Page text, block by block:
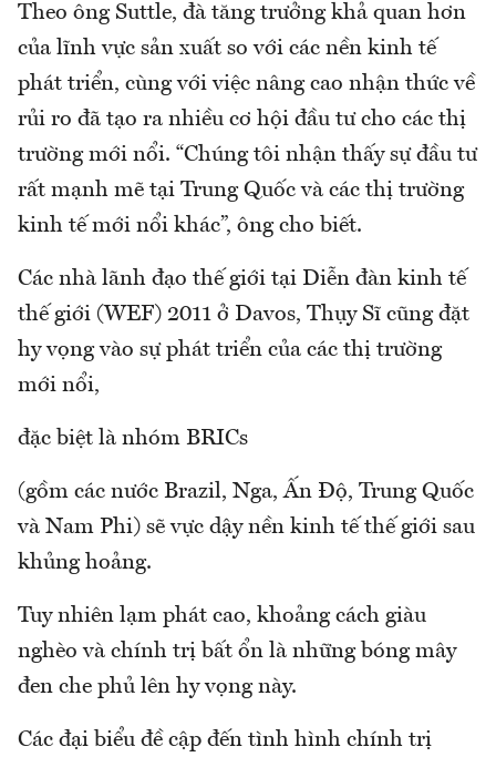
Theo ông Suttle, đà tăng trưởng khả quan hơn
của lĩnh vực sản xuất so với các nền kinh tế
phát triển, cùng với việc nâng cao nhận thức về
rủi ro đã tạo ra nhiều cơ hội đầu tư cho các thị
trường mới nổi. “Chúng tôi nhận thấy sự đầu tư
rất mạnh mẽ tại Trung Quốc và các thị trường
kinh tế mới nổi khác”, ông cho biết.
Các nhà lãnh đạo thế giới tại Diễn đàn kinh tế
thế giới (WEF) 2011 ở Davos, Thụy Sĩ cũng đặt
hy vọng vào sự phát triển của các thị trường
mới nổi,
đặc biệt là nhóm BRICs
(gồm các nước Brazil, Nga, Ấn Độ, Trung Quốc
và Nam Phi) sẽ vực dậy nền kinh tế thế giới sau
khủng hoảng.
Tuy nhiên lạm phát cao, khoảng cách giàu
nghèo và chính trị bất ổn là những bóng mây
đen che phủ lên hy vọng này.
Các đại biểu đề cập đến tình hình chính trị